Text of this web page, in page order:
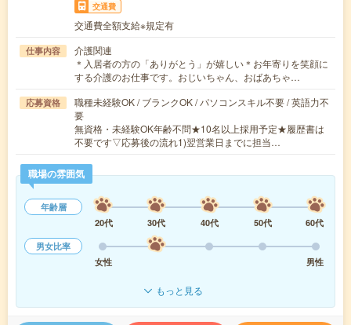
交通費
交通費全額支給※規定有
仕事内容
介護関連
＊入居者の方の「ありがとう」が嬉しい＊お年寄りを笑顔に
する介護のお仕事です。おじいちゃん、おばあちゃ…
応募資格
職種未経験OK / ブランクOK / パソコンスキル不要 / 英語力不
要
無資格・未経験OK年齢不問★10名以上採用予定★履歴書は
不要です▽応募後の流れ1)翌営業日までに担当…
職場の雰囲気
年齢層
20代
30代 40代 50代
60代
男女比率
女性
男性
もっと見る